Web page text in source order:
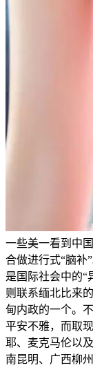
一些美一看到中
合做进行式“脑补
是国际社会中的“
则联系缅北比来
甸内政的一个。
平安不雅，而取
耶、麦克马伦以
南昆明、广西柳州